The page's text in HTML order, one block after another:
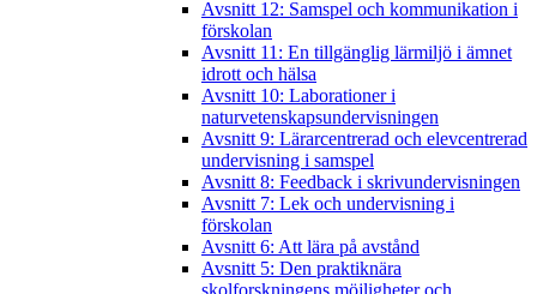
Avsnitt 12: Samspel och kommunikation i
förskolan
Avsnitt 11: En tillgänglig lärmiljö i ämnet
idrott och hälsa
Avsnitt 10: Laborationer i
naturvetenskapsundervisningen
Avsnitt 9: Lärarcentrerad och elevcentrerad
undervisning i samspel
Avsnitt 8: Feedback i skrivundervisningen
Avsnitt 7: Lek och undervisning i
förskolan
Avsnitt 6: Att lära på avstånd
Avsnitt 5: Den praktiknära
skolforskningens möjligheter och